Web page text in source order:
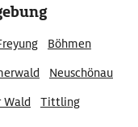
Böhmen
Neuschönau
Wald
Tittling